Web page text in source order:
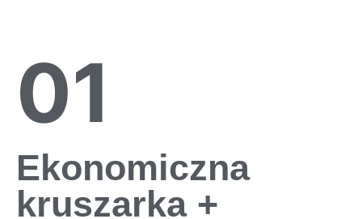
01
Ekonomiczna
kruszarka +